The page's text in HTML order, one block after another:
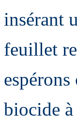
insérant
feuillet
biocide